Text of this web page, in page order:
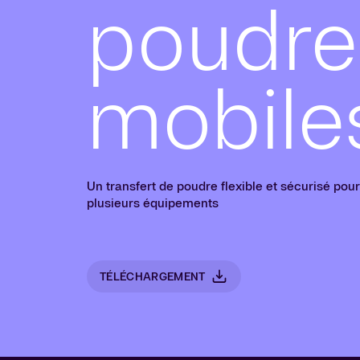
poudre
Un transfert de poudre flexible et sécurisé pour
plusieurs équipements
TÉLÉCHARGEMENT